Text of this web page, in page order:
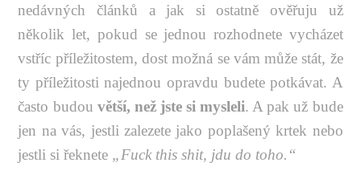
nedávných článků a jak si ostatně ověřuju už
několik let, pokud se jednou rozhodnete vycházet
vstříc příležitostem, dost možná se vám může stát, že
ty příležitosti najednou opravdu budete potkávat. A
často budou větší, než jste si mysleli. A pak už bude
jen na vás, jestli zalezete jako poplašený krtek nebo
jestli si řeknete „Fuck this shit, jdu do toho.“